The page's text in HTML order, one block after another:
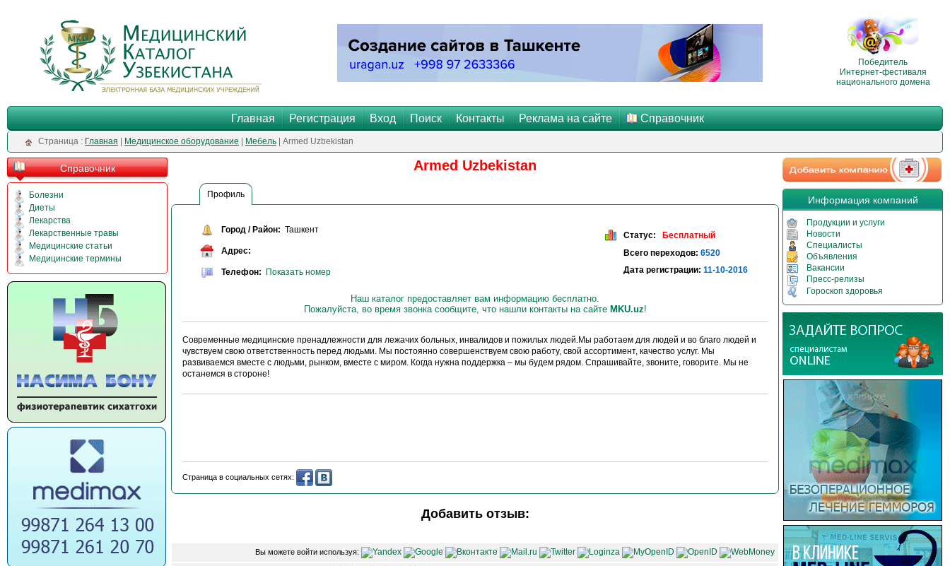
Победитель
Интернет-фестиваля
национального домена
Главная Регистрация Вход Поиск Контакты Реклама на сайте Справочник
Cтраница : Главная Медицинское оборудование Мебель | Armed Uzbekistan
Справочник
Болезни
Диеты
Лекарства
Лекарственные травы
Медицинские статьи
Медицинские термины
Armed Uzbekistan
Профиль
Город / Район: Ташкент
Адрес:
Телефон: Показать номер
Статус:
Бесплатный
Всего переходов: 6520
Дата регистрации: 11-10-2016
Наш каталог предоставляет вам информацию бесплатно.
Пожалуйста, во время звонка сообщите, что нашли контакты на сайте МKU.uz!
Современные медицинские пренадлежности для лежачих больных, инвалидов и пожилых людей.Мы работаем для людей и во благо людей и
чувствуем свою ответственность перед людьми. Мы постоянно совершенствуем свою работу, свой ассортимент, качество услуг. Мы
развиваемся вместе с людьми, рынком, вместе с миром. Когда нужна поддержка – мы будем рядом. Спрашивайте, звоните, говорите. Мы не
останемся в стороне!
Страница в социальных сетях:
Добавить отзыв:
Вы можете войти используя:
Информация компаний
Продукции и услуги
Новости
Специалисты
Объявления
Вакансии
Пресс-релизы
Гороскоп здоровья